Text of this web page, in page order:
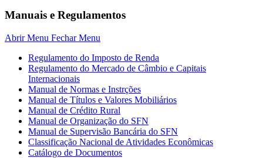
Manuais e Regulamentos
Abrir Menu Fechar Menu
Regulamento do Imposto de Renda
Regulamento do Mercado de Câmbio e Capitais
Internacionais
Manual de Normas e Instrções
Manual de Títulos e Valores Mobiliários
Manual de Crédito Rural
Manual de Organização do SFN
Manual de Supervisão Bancária do SFN
Classificação Nacional de Atividades Econômicas
Catálogo de Documentos